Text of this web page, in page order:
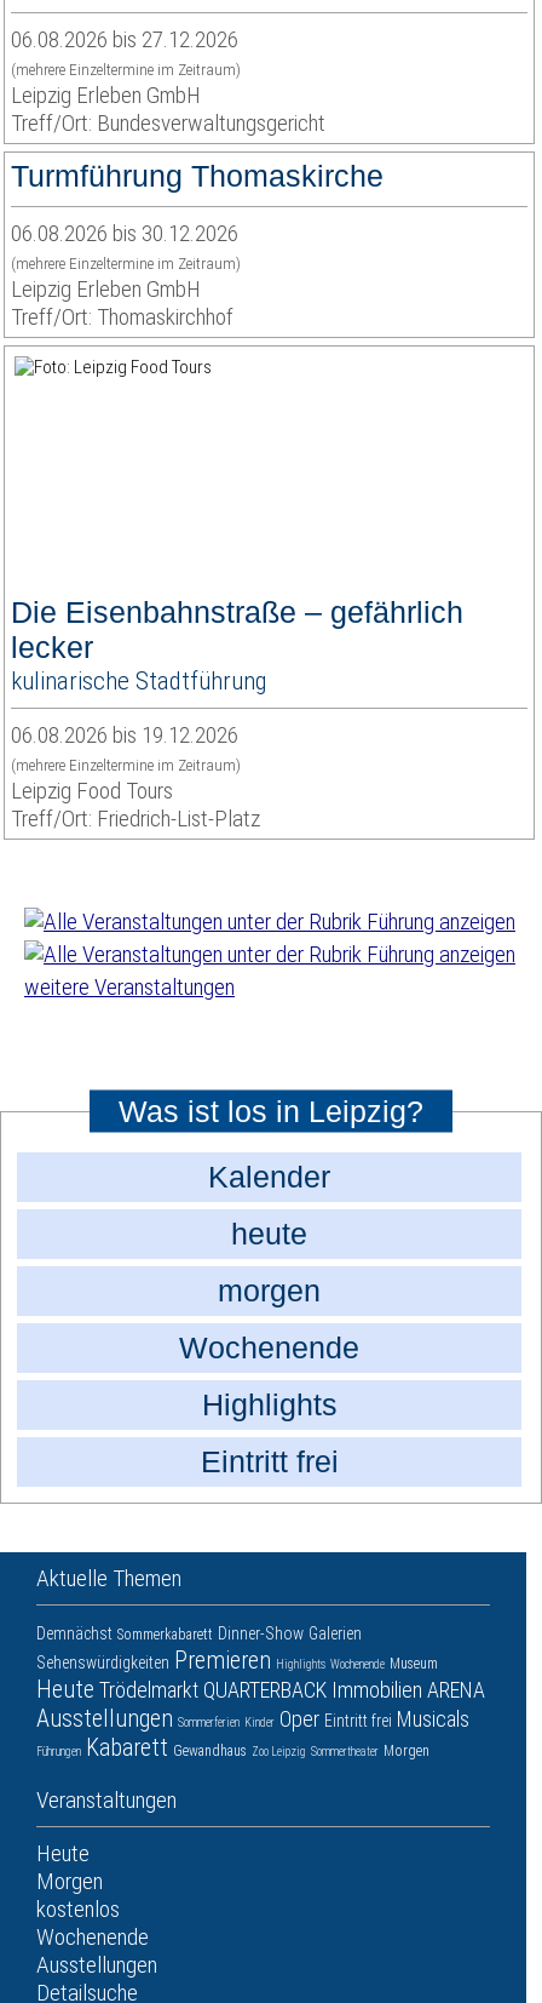
06.08.2026 bis 27.12.2026
(mehrere Einzeltermine im Zeitraum)
Leipzig Erleben GmbH
Treff/Ort: Bundesverwaltungsgericht
Turmführung Thomaskirche
06.08.2026 bis 30.12.2026
(mehrere Einzeltermine im Zeitraum)
Leipzig Erleben GmbH
Treff/Ort: Thomaskirchhof
Die Eisenbahnstraße – gefährlich
lecker
kulinarische Stadtführung
06.08.2026 bis 19.12.2026
(mehrere Einzeltermine im Zeitraum)
Leipzig Food Tours
Treff/Ort: Friedrich-List-Platz
weitere Veranstaltungen
Was ist los in Leipzig?
Kalender
heute
morgen
Wochenende
Highlights
Eintritt frei
Aktuelle Themen
Demnächst Sommerkabarett Dinner-Show Galerien
Sehenswürdigkeiten Premieren Highlights Wochenende Museum
Heute Trödelmarkt QUARTERBACK Immobilien ARENA
Ausstellungen Sommerferien Kinder Oper Eintritt frei Musicals
Führungen Kabarett Gewandhaus Zoo Leipzig Sommertheater Morgen
Veranstaltungen
Heute
Morgen
kostenlos
Wochenende
Ausstellungen
Detailsuche